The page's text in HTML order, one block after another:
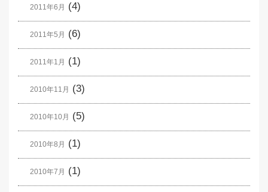
2011年6月 (4)
2011年5月 (6)
2011年1月 (1)
2010年11月 (3)
2010年10月 (5)
2010年8月 (1)
2010年7月 (1)